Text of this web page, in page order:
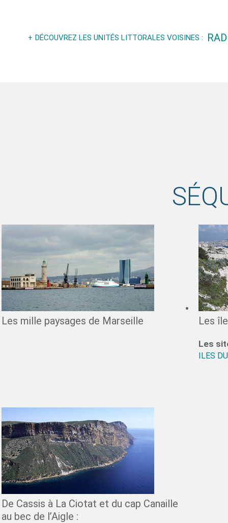
DÉCOUVREZ LES UNITÉS LITTORALES VOISINES :
Les mille paysages de Marseille Les
Les
ILES
De Cassis à La Ciotat et du cap Canaille
au bec de l’Aigle :